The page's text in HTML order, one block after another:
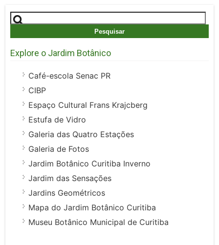
Pesquisar
por:
Explore o Jardim Botânico
Café-escola Senac PR
CIBP
Espaço Cultural Frans Krajcberg
Estufa de Vidro
Galeria das Quatro Estações
Galeria de Fotos
Jardim Botânico Curitiba Inverno
Jardim das Sensações
Jardins Geométricos
Mapa do Jardim Botânico Curitiba
Museu Botânico Municipal de Curitiba